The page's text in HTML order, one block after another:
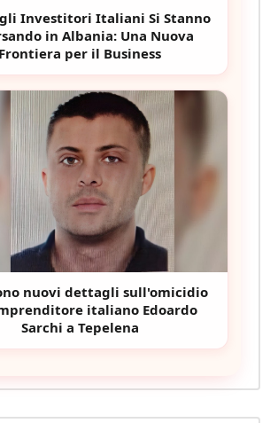
Investitori Italiani Si Stanno
in Albania: Una Nuova
Frontiera per il Business
nuovi dettagli sull'omicidio
italiano Edoardo
Sarchi a Tepelena